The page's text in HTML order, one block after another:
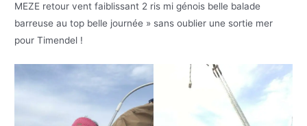
MEZE retour vent faiblissant 2 ris mi génois belle balade
barreuse au top belle journée » sans oublier une sortie mer
pour Timendel !